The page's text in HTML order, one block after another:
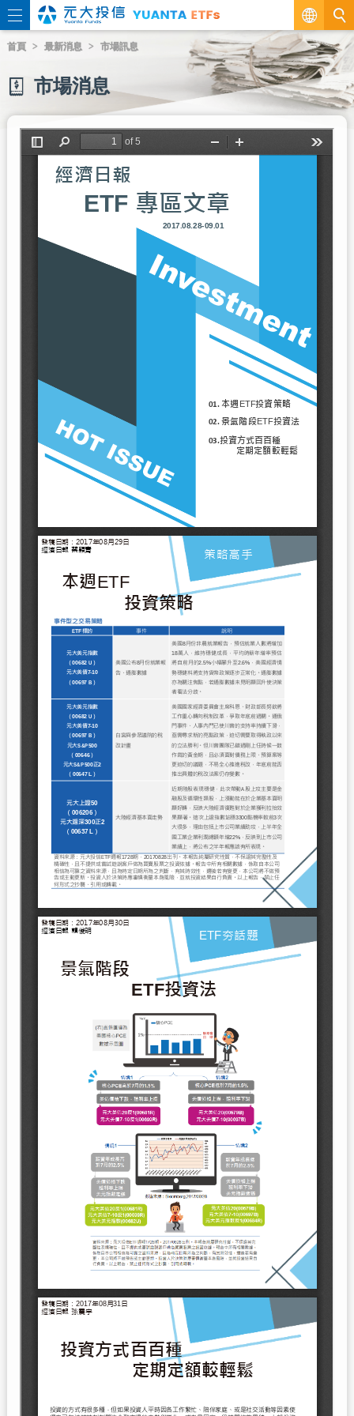
繁
EN
首頁 最新消息 市場訊息
市場消息